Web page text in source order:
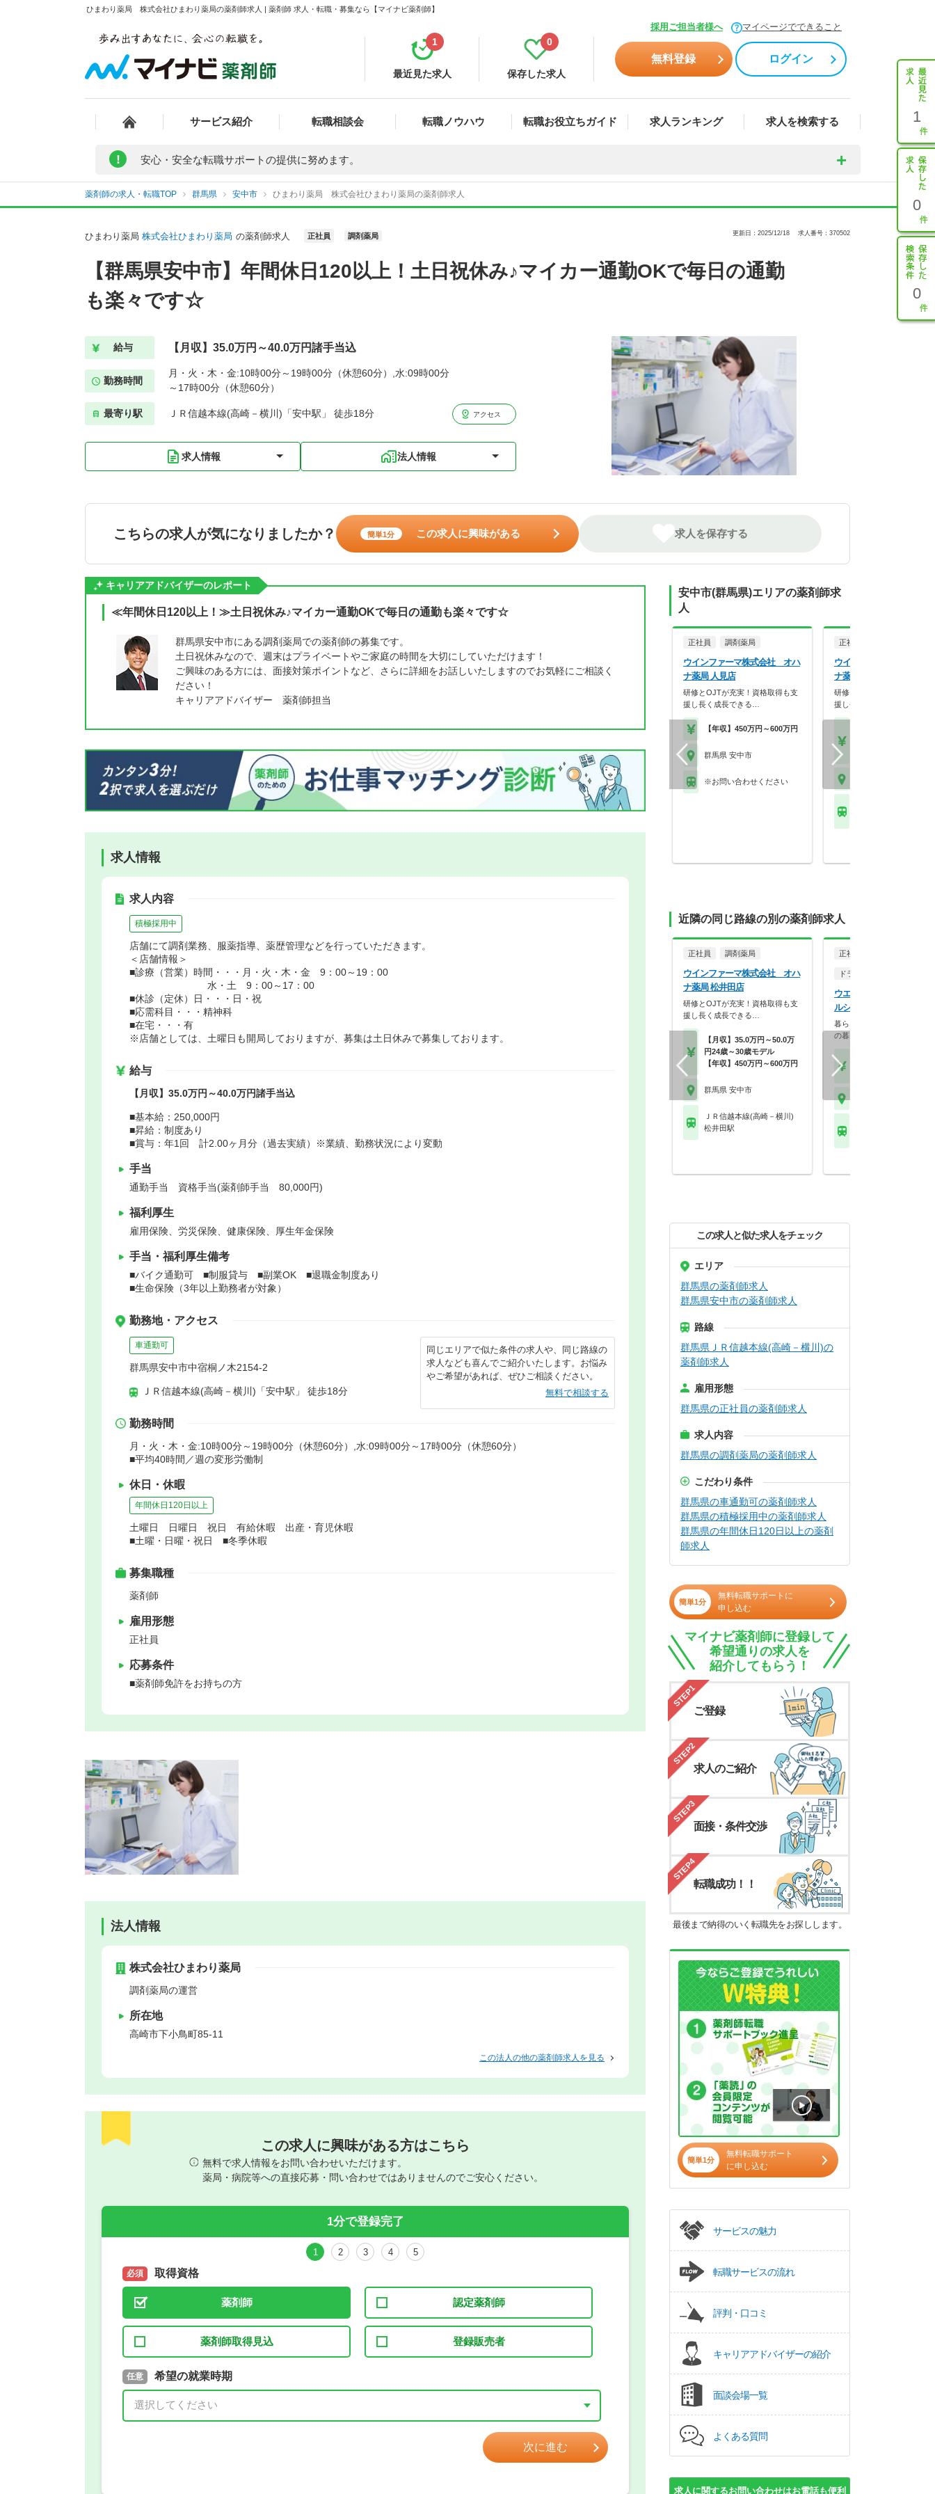
ひまわり薬局 株式会社ひまわり薬局の薬剤師求人 | 薬剤師 求人・転職・募集なら【マイナビ薬剤師】
採用ご担当者様へ マイページでできること
最近見た求人
1
保存した求人
0
無料登録 ログイン
サービス紹介 転職相談会 転職ノウハウ 転職お役立ちガイド 求人ランキング 求人を検索する 1
0
0
! 安心・安全な転職サポートの提供に努めます。
薬剤師の求人・転職TOP 群馬県 安中市 ひまわり薬局 株式会社ひまわり薬局の薬剤師求人
ひまわり薬局 株式会社ひまわり薬局 の薬剤師求人 正社員 調剤薬局 更新日：2025/12/18 求人番号：370502
【群馬県安中市】年間休日120以上！土日祝休み♪マイカー通勤OKで毎日の通勤
も楽々です☆
給与 【月収】35.0万円～40.0万円諸手当込
勤務時間
月・火・木・金:10時00分～19時00分（休憩60分）,水:09時00分
～17時00分（休憩60分）
最寄り駅 ＪＲ信越本線(高崎－横川)「安中駅」 徒歩18分 アクセス
求人情報 法人情報
こちらの求人が気になりましたか？ 簡単1分 この求人に興味がある 求人を保存する
キャリアアドバイザーのレポート
≪年間休日120以上！≫土日祝休み♪マイカー通勤OKで毎日の通勤も楽々です☆
群馬県安中市にある調剤薬局での薬剤師の募集です。
土日祝休みなので、週末はプライベートやご家庭の時間を大切にしていただけます！
ご興味のある方には、面接対策ポイントなど、さらに詳細をお話しいたしますのでお気軽にご相談く
ださい！
キャリアアドバイザー 薬剤師担当
求人情報
求人内容
積極採用中
店舗にて調剤業務、服薬指導、薬歴管理などを行っていただきます。
＜店舗情報＞
■診療（営業）時間・・・月・火・木・金 9：00～19：00
水・土 9：00～17：00
■休診（定休）日・・・日・祝
■応需科目・・・精神科
■在宅・・・有
※店舗としては、土曜日も開局しておりますが、募集は土日休みで募集しております。
給与
【月収】35.0万円～40.0万円諸手当込
■基本給：250,000円
■昇給：制度あり
■賞与：年1回 計2.00ヶ月分（過去実績）※業績、勤務状況により変動
手当
通勤手当 資格手当(薬剤師手当 80,000円)
福利厚生
雇用保険、労災保険、健康保険、厚生年金保険
手当・福利厚生備考
■バイク通勤可 ■制服貸与 ■副業OK ■退職金制度あり
■生命保険（3年以上勤務者が対象）
勤務地・アクセス
車通勤可
群馬県安中市中宿桐ノ木2154-2
ＪＲ信越本線(高崎－横川)「安中駅」 徒歩18分
同じエリアで似た条件の求人や、同じ路線の
求人なども喜んでご紹介いたします。お悩み
やご希望があれば、ぜひご相談ください。
無料で相談する
勤務時間
月・火・木・金:10時00分～19時00分（休憩60分）,水:09時00分～17時00分（休憩60分）
■平均40時間／週の変形労働制
休日・休暇
年間休日120日以上
土曜日 日曜日 祝日 有給休暇 出産・育児休暇
■土曜・日曜・祝日 ■冬季休暇
募集職種
薬剤師
雇用形態
正社員
応募条件
■薬剤師免許をお持ちの方
法人情報
株式会社ひまわり薬局
調剤薬局の運営
所在地
高崎市下小鳥町85-11
この法人の他の薬剤師求人を見る
この求人に興味がある方はこちら
無料で求人情報をお問い合わせいただけます。
薬局・病院等への直接応募・問い合わせではありませんのでご安心ください。
1分で登録完了
1 2 3 4 5
必須 取得資格
薬剤師 認定薬剤師
薬剤師取得見込 登録販売者
必須 取得予定年
年 3月
任意 希望の就業時期
希望の働き方
次に進む
安中市(群馬県)エリアの薬剤師求
人
正社員 調剤薬局
ウインファーマ株式会社 オハ
ナ薬局 人見店
研修とOJTが充実！資格取得も支
援し長く成長できる…
【年収】450万円～600万円
群馬県 安中市
※お問い合わせください
正社員
ウインファーマ株式会社
ナ薬局 松井田店
研修とOJTが充実！資格取得
援し長く成長できる…
近隣の同じ路線の別の薬剤師求人
正社員 調剤薬局
ウインファーマ株式会社 オハ
ナ薬局 松井田店
研修とOJTが充実！資格取得も支
援し長く成長できる…
【月収】35.0万円～50.0万
円24歳～30歳モデル
【年収】450万円～600万円
群馬県 安中市
ＪＲ信越本線(高崎－横川)
松井田駅
正社員
ドラッグストア（調剤併設
ウエルシア薬局株式会社
ルシア松井田八城店
暮らしを支える仕事だから、
の暮らしも大切に。業…
この求人と似た求人をチェック
エリア
群馬県の薬剤師求人
群馬県安中市の薬剤師求人
路線
群馬県ＪＲ信越本線(高崎－横川)の
薬剤師求人
雇用形態
群馬県の正社員の薬剤師求人
求人内容
群馬県の調剤薬局の薬剤師求人
こだわり条件
群馬県の車通勤可の薬剤師求人
群馬県の積極採用中の薬剤師求人
群馬県の年間休日120日以上の薬剤
師求人
簡単1分
無料転職サポートに
申し込む
マイナビ薬剤師に登録して
希望通りの求人を
紹介してもらう！
STEP1
ご登録
STEP2
求人のご紹介
STEP3
面接・条件交渉
STEP4
転職成功！！
最後まで納得のいく転職先をお探しします。
簡単1分
無料転職サポート
に申し込む
サービスの魅力
転職サービスの流れ
評判・口コミ
キャリアアドバイザーの紹介
面談会場一覧
よくある質問
求人に関するお問い合わせはお電話も便利